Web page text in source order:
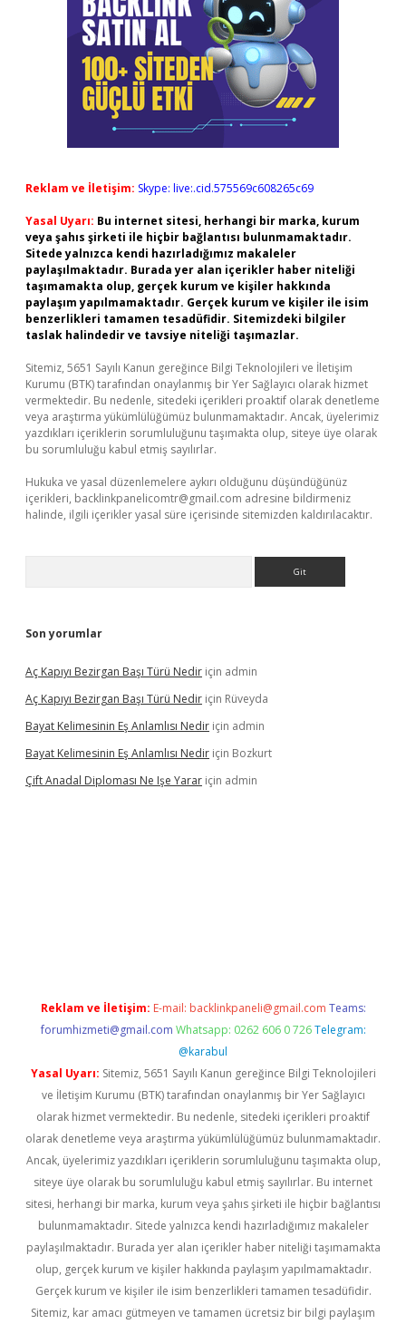
Reklam ve İletişim: Skype: live:.cid.575569c608265c69
Yasal Uyarı: Bu internet sitesi, herhangi bir marka, kurum
veya şahıs şirketi ile hiçbir bağlantısı bulunmamaktadır.
Sitede yalnızca kendi hazırladığımız makaleler
paylaşılmaktadır. Burada yer alan içerikler haber niteliği
taşımamakta olup, gerçek kurum ve kişiler hakkında
paylaşım yapılmamaktadır. Gerçek kurum ve kişiler ile isim
benzerlikleri tamamen tesadüfidir. Sitemizdeki bilgiler
taslak halindedir ve tavsiye niteliği taşımazlar.
Sitemiz, 5651 Sayılı Kanun gereğince Bilgi Teknolojileri ve İletişim
Kurumu (BTK) tarafından onaylanmış bir Yer Sağlayıcı olarak hizmet
vermektedir. Bu nedenle, sitedeki içerikleri proaktif olarak denetleme
veya araştırma yükümlülüğümüz bulunmamaktadır. Ancak, üyelerimiz
yazdıkları içeriklerin sorumluluğunu taşımakta olup, siteye üye olarak
bu sorumluluğu kabul etmiş sayılırlar.
Hukuka ve yasal düzenlemelere aykırı olduğunu düşündüğünüz
içerikleri, backlinkpanelicomtr@gmail.com adresine bildirmeniz
halinde, ilgili içerikler yasal süre içerisinde sitemizden kaldırılacaktır.
Son yorumlar
Aç Kapıyı Bezirgan Başı Türü Nedir için admin
Aç Kapıyı Bezirgan Başı Türü Nedir için Rüveyda
Bayat Kelimesinin Eş Anlamlısı Nedir için admin
Bayat Kelimesinin Eş Anlamlısı Nedir için Bozkurt
Çift Anadal Diploması Ne Işe Yarar için admin
Reklam ve İletişim: E-mail: backlinkpaneli@gmail.com Teams:
forumhizmeti@gmail.com Whatsapp: 0262 606 0 726 Telegram:
@karabul
Yasal Uyarı: Sitemiz, 5651 Sayılı Kanun gereğince Bilgi Teknolojileri
ve İletişim Kurumu (BTK) tarafından onaylanmış bir Yer Sağlayıcı
olarak hizmet vermektedir. Bu nedenle, sitedeki içerikleri proaktif
olarak denetleme veya araştırma yükümlülüğümüz bulunmamaktadır.
Ancak, üyelerimiz yazdıkları içeriklerin sorumluluğunu taşımakta olup,
siteye üye olarak bu sorumluluğu kabul etmiş sayılırlar. Bu internet
sitesi, herhangi bir marka, kurum veya şahıs şirketi ile hiçbir bağlantısı
bulunmamaktadır. Sitede yalnızca kendi hazırladığımız makaleler
paylaşılmaktadır. Burada yer alan içerikler haber niteliği taşımamakta
olup, gerçek kurum ve kişiler hakkında paylaşım yapılmamaktadır.
Gerçek kurum ve kişiler ile isim benzerlikleri tamamen tesadüfidir.
Sitemiz, kar amacı gütmeyen ve tamamen ücretsiz bir bilgi paylaşım